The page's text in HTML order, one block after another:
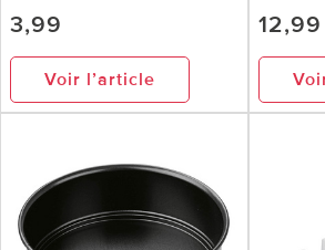
3,99
Voir l’article
12,99